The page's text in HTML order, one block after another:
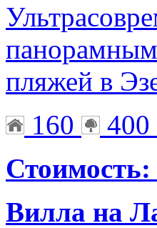
пляжей в
160
400
Вилла на